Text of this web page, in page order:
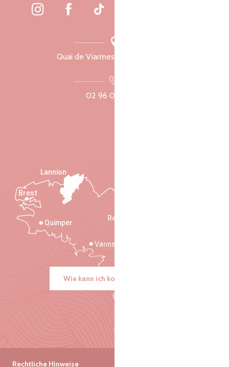
Quai de Viarmes, 22300 Lannion
02 96 05 60 70
Rennes
Vannes
Quimper
Lannion
Brest
Wie kann ich kommen?
Rechtliche Hinweise